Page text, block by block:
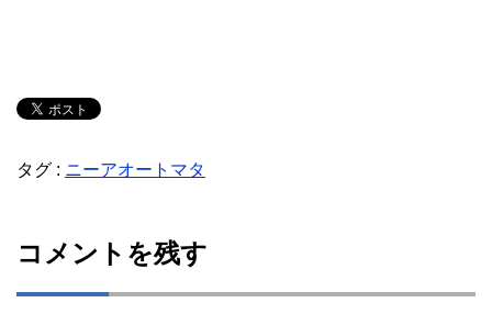
タグ : ニーアオートマタ
コメントを残す